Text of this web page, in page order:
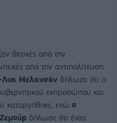
θετικές από την
από την αντιπολίτευση.
Λυκ Μελανσόν δήλωσε ότι ο
εκπροσώπου και
καταργήθηκε, ενώ ο
δήλωσε ότι ένας